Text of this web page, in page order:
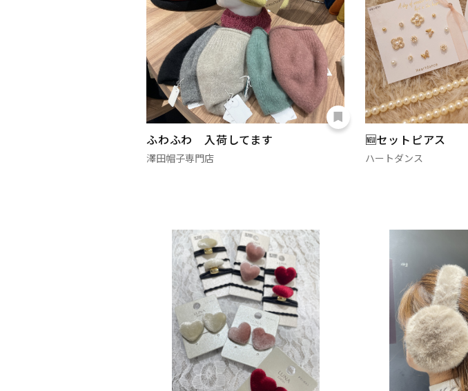
ふわふわ 入荷してます
澤田帽子専門店
🆕セットピアス
ハートダンス